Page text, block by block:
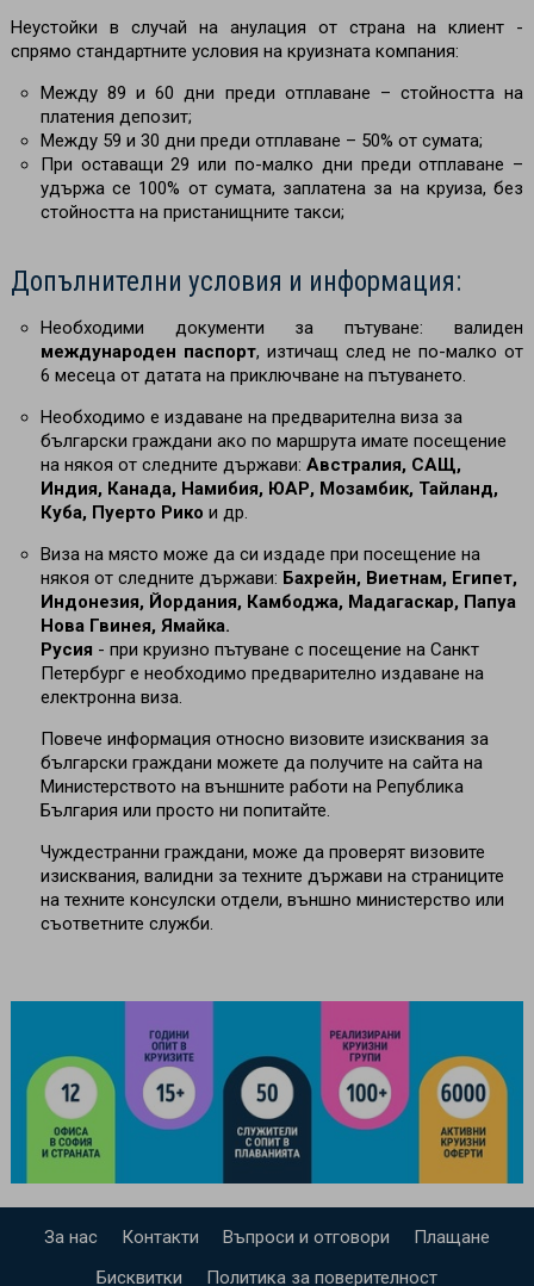
Неустойки в случай на анулация от страна на клиент -
спрямо стандартните условия на круизната компания:
Между 89 и 60 дни преди отплаване – стойността на
платения депозит;
Между 59 и 30 дни преди отплаване – 50% от сумата;
При оставащи 29 или по-малко дни преди отплаване –
удържа се 100% от сумата, заплатена за на круиза, без
стойността на пристанищните такси;
Допълнителни условия и информация:
Необходими документи за пътуване: валиден
международен паспорт, изтичащ след не по-малко от
6 месеца от датата на приключване на пътуването.
Необходимо е издаване на предварителна виза за
български граждани ако по маршрута имате посещение
на някоя от следните държави: Австралия, САЩ,
Индия, Канада, Намибия, ЮАР, Мозамбик, Тайланд,
Куба, Пуерто Рико и др.
Виза на място може да си издаде при посещение на
някоя от следните държави: Бахрейн, Виетнам, Египет,
Индонезия, Йордания, Камбоджа, Мадагаскар, Папуа
Нова Гвинея, Ямайка.
Русия - при круизно пътуване с посещение на Санкт
Петербург е необходимо предварително издаване на
електронна виза.
Повече информация относно визовите изисквания за
български граждани можете да получите на сайта на
Министерството на външните работи на Република
България или просто ни попитайте.
Чуждестранни граждани, може да проверят визовите
изисквания, валидни за техните държави на страниците
на техните консулски отдели, външно министерство или
съответните служби.
За нас Контакти Въпроси и отговори
Плащане
Бисквитки
Политика за поверителност